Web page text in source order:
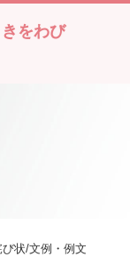
をわび
状/文例・例文